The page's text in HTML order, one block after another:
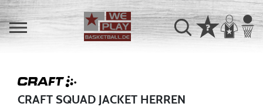
CRAFT SQUAD JACKET HERREN